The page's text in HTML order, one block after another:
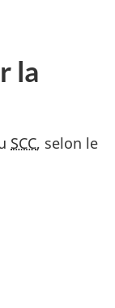
la
SCC, selon le